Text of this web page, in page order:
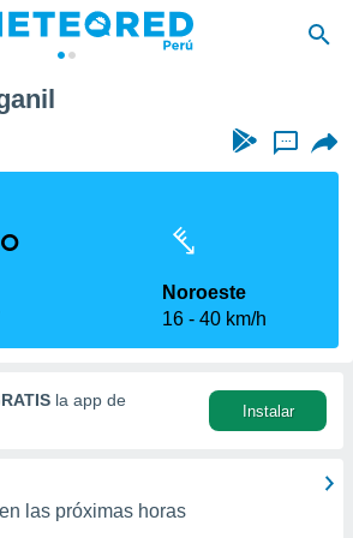
...
Noroeste
16
40 km/h
la app de
Instalar
las próximas horas